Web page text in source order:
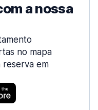
a nossa
no mapa
reserva em